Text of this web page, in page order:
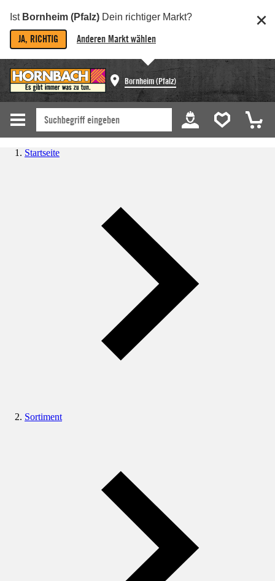
Ist Bornheim (Pfalz) Dein richtiger Markt?
JA, RICHTIG Anderen Markt wählen
Bornheim (Pfalz)
Startseite
Sortiment